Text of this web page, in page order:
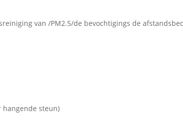
van /PM2.5/de bevochtigings de
steun)